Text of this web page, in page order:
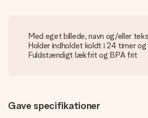
Med eget billede, navn og/eller
Holder indholdet koldt i 24 timer
Fuldstændigt lækfrit og BPA frit
Gave specifikationer